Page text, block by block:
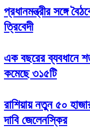
প্রধানমন্ত্রীর সঙ্গে
ত্রিবেদী
এক বছরের ব্যবধানে
কমেছে ৩১৫টি
রাশিয়ায় নতুন ৫০
দাবি জেলেনস্কির